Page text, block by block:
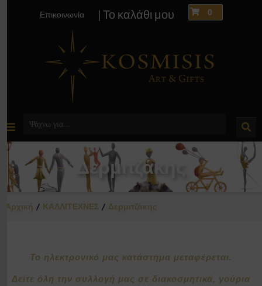
Επικοινωνία | Το καλάθι μου 0
Δερμιτζάκης
Αρχική ΚΑΛΛΙΤΕΧΝΕΣ Δερμιτζάκης
Το ηλεκτρονικό μας κατάστημα μεταφέρεται.
Δείτε όλη την συλλογή μας σε διακοσμητικά, γούρια